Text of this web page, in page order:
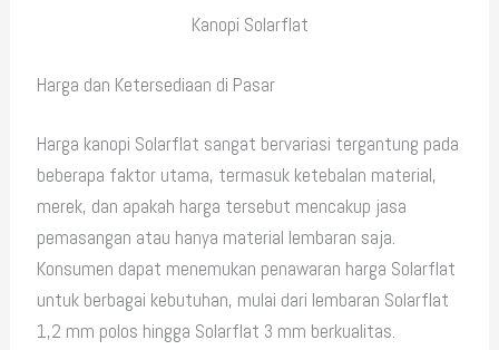
Kanopi Solarflat
Harga dan Ketersediaan di Pasar
Harga kanopi Solarflat sangat bervariasi tergantung pada
beberapa faktor utama, termasuk ketebalan material,
merek, dan apakah harga tersebut mencakup jasa
pemasangan atau hanya material lembaran saja.
Konsumen dapat menemukan penawaran harga Solarflat
untuk berbagai kebutuhan, mulai dari lembaran Solarflat
1,2 mm polos hingga Solarflat 3 mm berkualitas.